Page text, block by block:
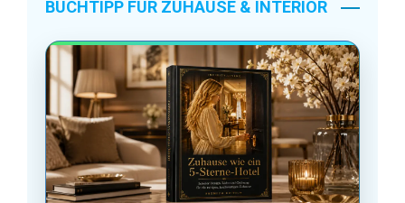
BUCHTIPP FÜR ZUHAUSE & INTERIOR